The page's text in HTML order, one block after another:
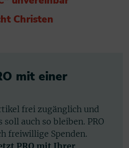
Christen
mit einer
frei zugänglich und
auch so bleiben. PRO
freiwillige Spenden.